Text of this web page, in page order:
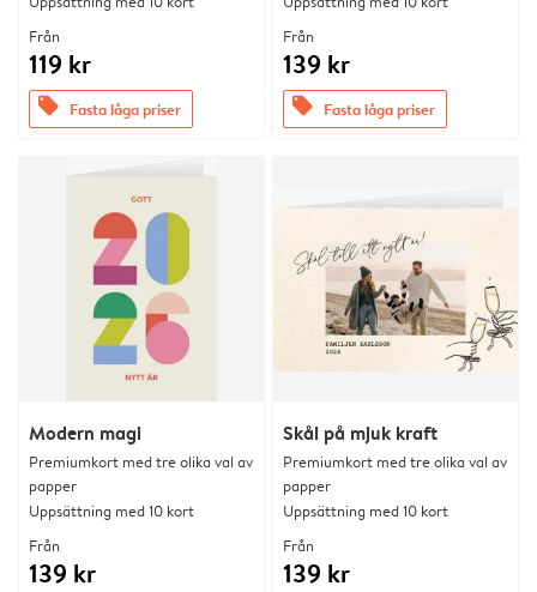
Från
119 kr
offers Fasta låga priser
Från
139 kr
offers Fasta låga priser
Modern magi
Premiumkort med tre olika val av
papper
Uppsättning med 10 kort
Från
139 kr
Skål på mjuk kraft
Premiumkort med tre olika val av
papper
Uppsättning med 10 kort
Från
139 kr